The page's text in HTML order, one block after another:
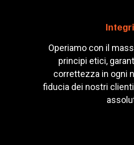
Operiamo con il
principi etici,
correttezza in ogni
fiducia dei nostri